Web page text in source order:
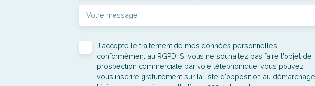
Votre message
J'accepte le traitement de mes données personnelles
conformément au RGPD. Si vous ne souhaitez pas faire l'objet de
prospection commerciale par voie téléphonique, vous pouvez
vous inscrire gratuitement sur la liste d'opposition au démarchage